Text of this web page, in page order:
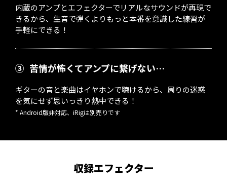
内蔵のアンプとエフェクターでリアルなサウンドが再現で
きるから、生音で弾くよりもっと本番を意識した練習が
手軽にできる！
③ 苦情が怖くてアンプに繋げない…
ギターの音と楽曲はイヤホンで聴けるから、周りの迷惑
を気にせず思いっきり熱中できる！
* Android版非対応、iRigは別売りです
収録エフェクター